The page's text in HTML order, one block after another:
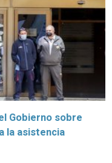
Gobierno sobre
la asistencia